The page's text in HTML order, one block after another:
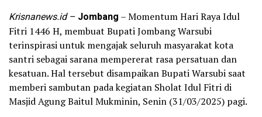
Krisnanews.id – Jombang – Momentum Hari Raya Idul
Fitri 1446 H, membuat Bupati Jombang Warsubi
terinspirasi untuk mengajak seluruh masyarakat kota
santri sebagai sarana mempererat rasa persatuan dan
kesatuan. Hal tersebut disampaikan Bupati Warsubi saat
memberi sambutan pada kegiatan Sholat Idul Fitri di
Masjid Agung Baitul Mukminin, Senin (31/03/2025) pagi.